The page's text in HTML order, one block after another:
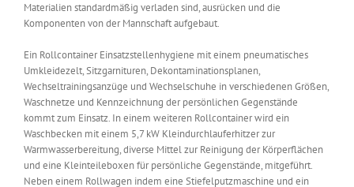
Materialien standardmäßig verladen sind, ausrücken und die
Komponenten von der Mannschaft aufgebaut.
Ein Rollcontainer Einsatzstellenhygiene mit einem pneumatisches
Umkleidezelt, Sitzgarnituren, Dekontaminationsplanen,
Wechseltrainingsanzüge und Wechselschuhe in verschiedenen Größen,
Waschnetze und Kennzeichnung der persönlichen Gegenstände
kommt zum Einsatz. In einem weiteren Rollcontainer wird ein
Waschbecken mit einem 5,7 kW Kleindurchlauferhitzer zur
Warmwasserbereitung, diverse Mittel zur Reinigung der Körperflächen
und eine Kleinteileboxen für persönliche Gegenstände, mitgeführt.
Neben einem Rollwagen indem eine Stiefelputzmaschine und ein